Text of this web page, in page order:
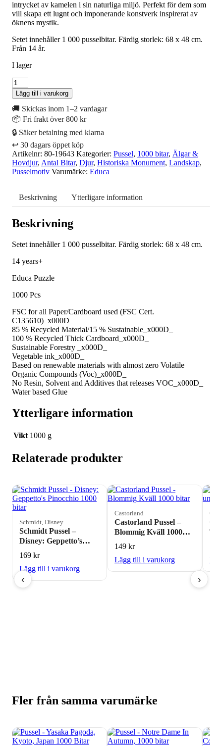
intrycket av kamelen i sin naturliga miljö. Perfekt för dem som
vill skapa ett lugnt och imponerande konstverk inspirerat av
öknens mystik.
Setet innehåller 1 000 pusselbitar. Färdig storlek: 68 x 48 cm.
Från 14 år.
I lager
Pussel
-
Camel
In
The
Desert,
1000
bitar
mängd
Lägg till i varukorg
🚚 Skickas inom 1–2 vardagar
📦 Fri frakt över 800 kr
🔒 Säker betalning med klarna
↩️ 30 dagars öppet köp
Artikelnr: 80-19643 Kategorier: Pussel, 1000 bitar, Älgar &
Hovdjur, Antal Bitar, Djur, Historiska Monument, Landskap,
Pusselmotiv Varumärke: Educa
Beskrivning Ytterligare information
Beskrivning
Setet innehåller 1 000 pusselbitar. Färdig storlek: 68 x 48 cm.
14 years+
Educa Puzzle
1000 Pcs
FSC for all Paper/Cardboard used (FSC Cert.
C135610)_x000D_
85 % Recycled Material/15 % Sustainable_x000D_
100 % Recycled Thick Cardboard_x000D_
Sustainable Forestry _x000D_
Vegetable ink_x000D_
Based on renewable materials with almost zero Volatile
Organic Compounds (Voc)_x000D_
No Resin, Solvent and Additives that releases VOC_x000D_
Water based Glue
Ytterligare information
Vikt 1000 g
Relaterade produkter
‹
Schmidt, Disney
Schmidt Pussel –
Disney: Geppetto’s
Pinocchio 1000 bitar
169 kr
Lägg till i varukorg
Castorland
Castorland Pussel –
Blommig Kväll 1000
bitar
149 kr
Lägg till i varukorg
›
Fler från samma varumärke